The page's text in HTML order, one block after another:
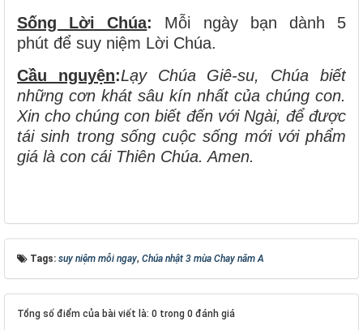
Sống Lời Chúa:
Mỗi ngày bạn dành 5
phút để suy niệm Lời Chúa.
Cầu nguyện:Lạy Chúa Giê-su, Chúa biết
những cơn khát sâu kín nhất của chúng con.
Xin cho chúng con biết đến với Ngài, để được
tái sinh trong sống cuộc sống mới với phẩm
giá là con cái Thiên Chúa. Amen.
Tags: suy niệm mỗi ngay, Chúa nhật 3 mùa Chay năm A
Tổng số điểm của bài viết là: 0 trong 0 đánh giá